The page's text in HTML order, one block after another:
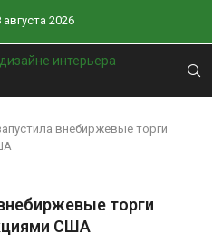
2026
внебиржевые торги
торги
США